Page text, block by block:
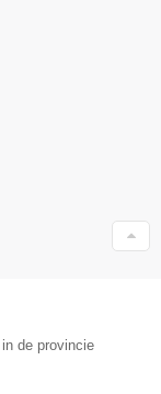
de provincie